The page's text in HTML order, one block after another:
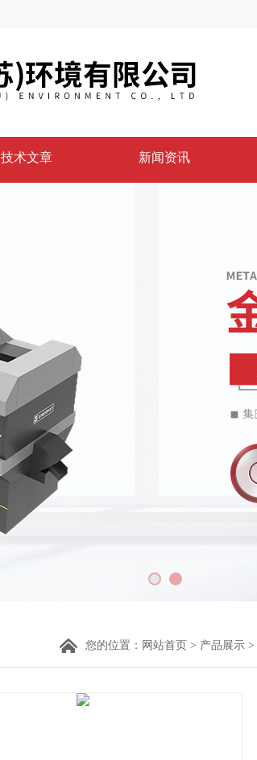
技术文章 新闻资讯
您的位置： 网站首页 > 产品展示 >